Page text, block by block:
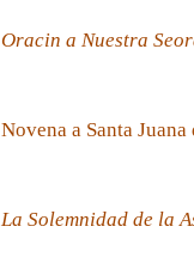
Oracin a Nuestra
Novena a Santa Juana
La Solemnidad de la